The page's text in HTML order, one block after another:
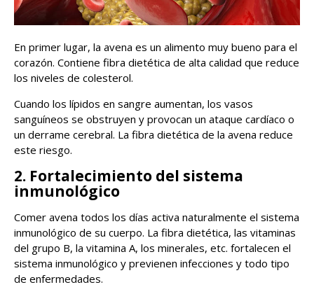
En primer lugar, la avena es un alimento muy bueno para el
corazón. Contiene fibra dietética de alta calidad que reduce
los niveles de colesterol.
Cuando los lípidos en sangre aumentan, los vasos
sanguíneos se obstruyen y provocan un ataque cardíaco o
un derrame cerebral. La fibra dietética de la avena reduce
este riesgo.
2. Fortalecimiento del sistema
inmunológico
Comer avena todos los días activa naturalmente el sistema
inmunológico de su cuerpo. La fibra dietética, las vitaminas
del grupo B, la vitamina A, los minerales, etc. fortalecen el
sistema inmunológico y previenen infecciones y todo tipo
de enfermedades.